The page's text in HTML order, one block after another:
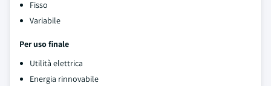
Fisso
Variabile
Per uso finale
Utilità elettrica
Energia rinnovabile